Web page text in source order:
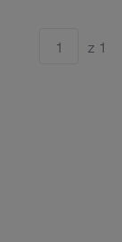
z 1